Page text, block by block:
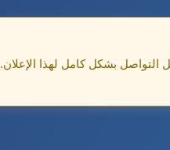
التواصل بشكل كامل لهذا الإعلان.